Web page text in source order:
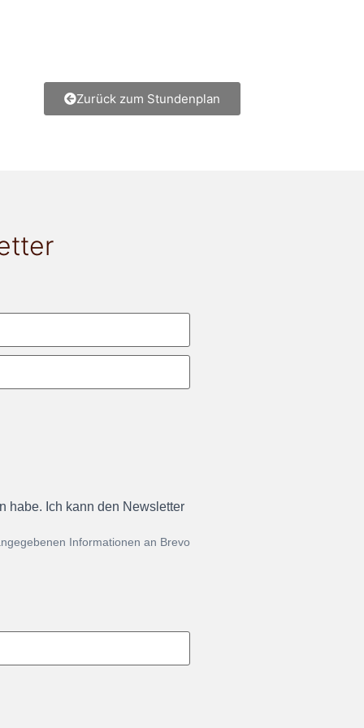
Zurück zum Stundenplan
habe. Ich kann den Newsletter
Informationen an Brevo